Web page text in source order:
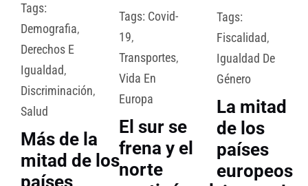
Tags:
Demografia,
Derechos E
Igualdad,
Discriminación,
Salud
Más de la
mitad de los
países
Tags: Covid-
19,
Transportes,
Vida En
Europa
El sur se
frena y el
norte
Tags:
Fiscalidad,
Igualdad De
Género
La mitad
de los
países
europeos